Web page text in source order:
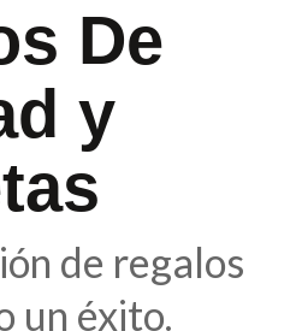
De
y
de regalos
un éxito.